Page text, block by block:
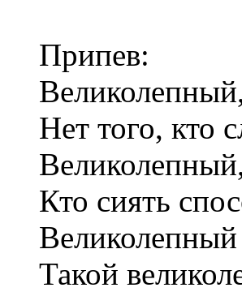
Припев:
Нет того, кто
Кто сиять
Такой